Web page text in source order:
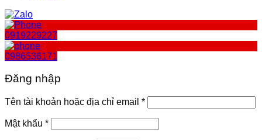
0919229227
0986536171
Đăng nhập
Tên tài khoản hoặc địa chỉ email *Bắt
buộc
Mật khẩu *Bắt
buộc